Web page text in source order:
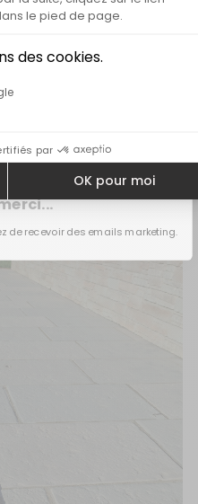
11/05/2026
unique
code‎
de recevoir des emails marketing.